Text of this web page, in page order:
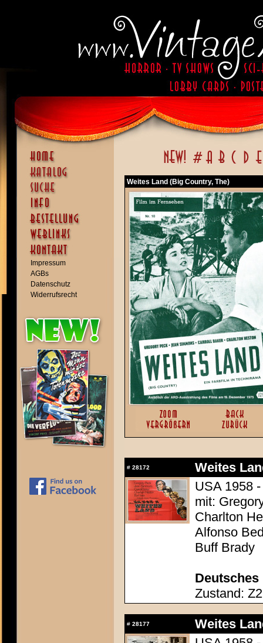
Impressum
AGBs
Datenschutz
Widerrufsrecht
Weites Land (Big Country, The)
# 28172
Weites
USA 1958
mit:
Charlton
Alfonso
Buff Brady
Deutsches
Zustand:
# 28177
Weites